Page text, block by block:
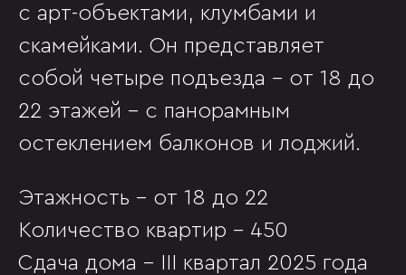
с арт-объектами, клумбами и
скамейками. Он представляет
собой четыре подъезда – от 18 до
22 этажей – с панорамным
остеклением балконов и лоджий.
Этажность – от 18 до 22
Количество квартир – 450
Сдача дома – III квартал 2025 года